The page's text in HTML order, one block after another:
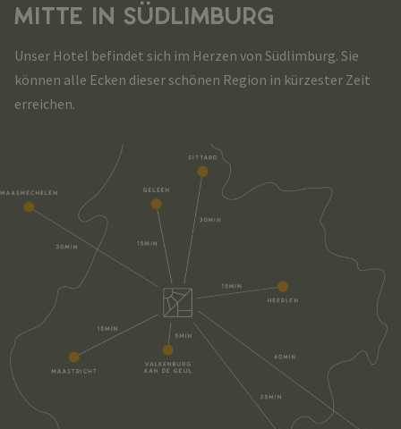
MITTE IN SÜDLIMBURG
Unser Hotel befindet sich im Herzen von Südlimburg. Sie
können alle Ecken dieser schönen Region in kürzester Zeit
erreichen.